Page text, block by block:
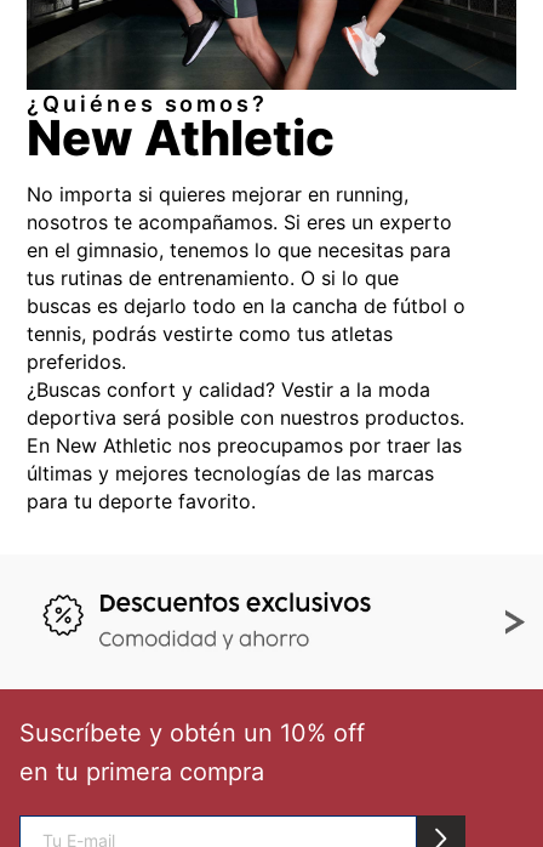
New Athletic
¿Quiénes somos?
No importa si quieres mejorar en running,
nosotros te acompañamos. Si eres un experto
en el gimnasio, tenemos lo que necesitas para
tus rutinas de entrenamiento. O si lo que
buscas es dejarlo todo en la cancha de fútbol o
tennis, podrás vestirte como tus atletas
preferidos.
¿Buscas confort y calidad? Vestir a la moda
deportiva será posible con nuestros productos.
En New Athletic nos preocupamos por traer las
últimas y mejores tecnologías de las marcas
para tu deporte favorito.
Suscríbete y obtén un 10% off
en tu primera compra